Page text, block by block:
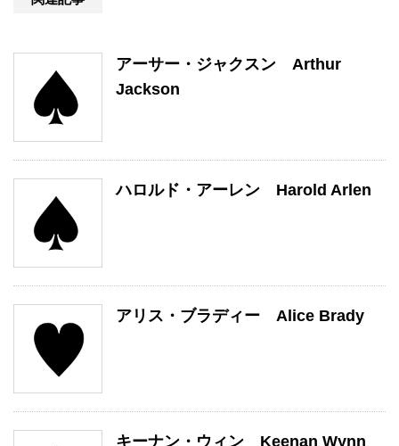
アーサー・ジャクスン Arthur
Jackson
ハロルド・アーレン Harold Arlen
アリス・ブラディー Alice Brady
キーナン・ウィン Keenan Wynn